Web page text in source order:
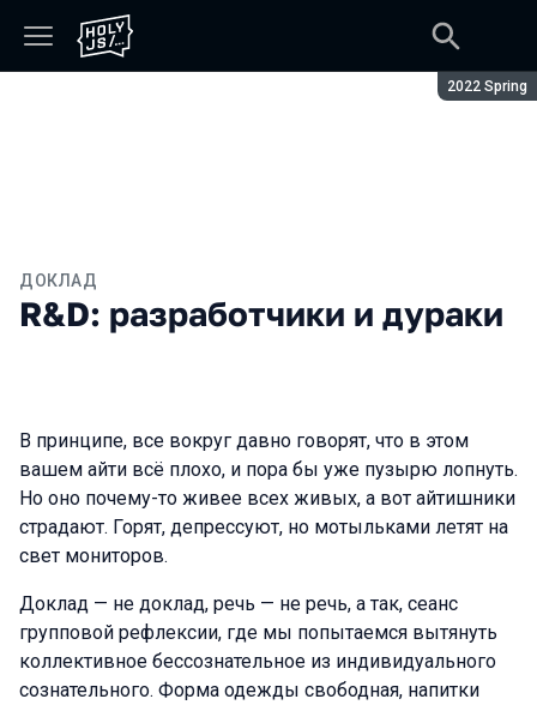
Сезон:
2022 Spring
ДОКЛАД
R&D: разработчики и дураки
В принципе, все вокруг давно говорят, что в этом
вашем айти всё плохо, и пора бы уже пузырю лопнуть.
Но оно почему-то живее всех живых, а вот айтишники
страдают. Горят, депрессуют, но мотыльками летят на
свет мониторов.
Доклад — не доклад, речь — не речь, а так, сеанс
групповой рефлексии, где мы попытаемся вытянуть
коллективное бессознательное из индивидуального
сознательного. Форма одежды свободная, напитки